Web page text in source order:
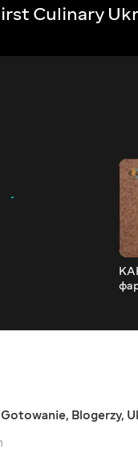
Culinary
Gotowanie, Blogerzy,